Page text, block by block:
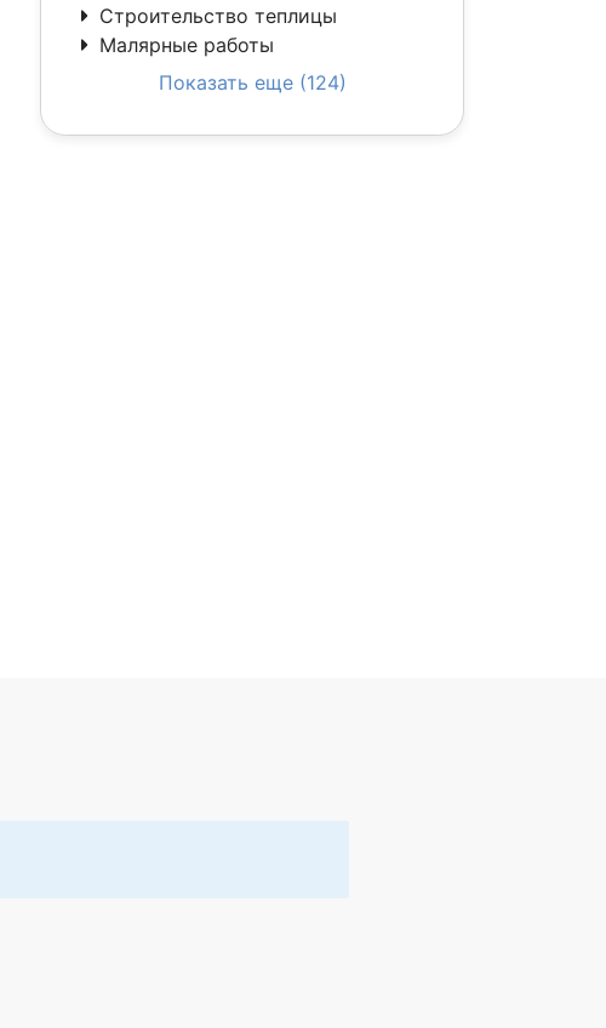
Строительство теплицы
Малярные работы
Показать еще (124)